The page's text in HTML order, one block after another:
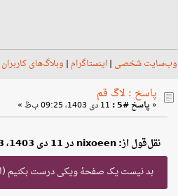
وب‌سایت شخصی |اینستاگرام | وبلاگ‌های
پاسخ : لاگ قم
« پاسخ #5 :
نقل‌قول از: nixoeen در 11 دی 1403، 06:33 ب‌ظ
بد نیست یک صفحهٔ ویکی درست بکنیم